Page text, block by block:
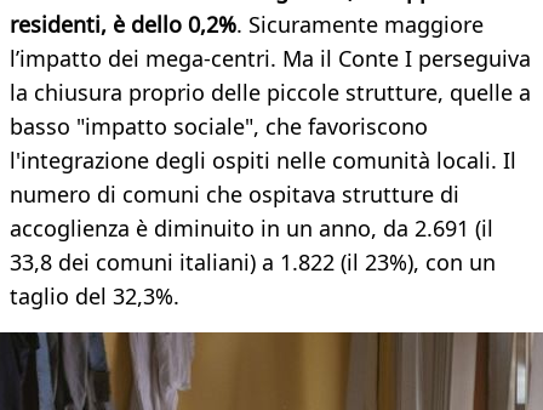
residenti, è dello 0,2%. Sicuramente maggiore
l’impatto dei mega-centri. Ma il Conte I perseguiva
la chiusura proprio delle piccole strutture, quelle a
basso "impatto sociale", che favoriscono
l'integrazione degli ospiti nelle comunità locali. Il
numero di comuni che ospitava strutture di
accoglienza è diminuito in un anno, da 2.691 (il
33,8 dei comuni italiani) a 1.822 (il 23%), con un
taglio del 32,3%.